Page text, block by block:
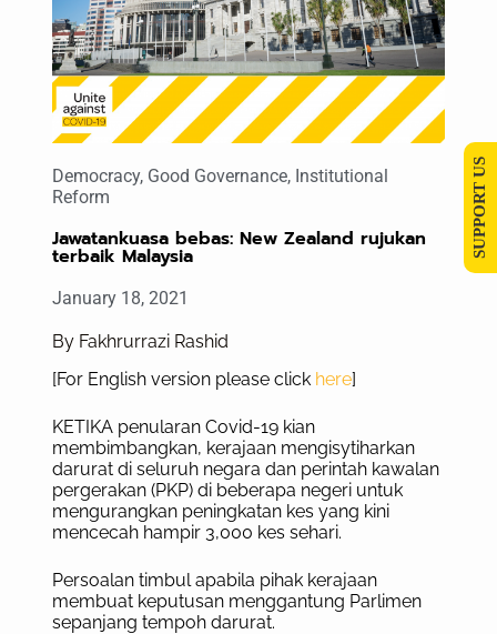
Democracy, Good Governance, Institutional
Reform
Jawatankuasa bebas: New Zealand rujukan
terbaik Malaysia
January 18, 2021
By Fakhrurrazi Rashid
[For English version please click here]
KETIKA penularan Covid-19 kian
membimbangkan, kerajaan mengisytiharkan
darurat di seluruh negara dan perintah kawalan
pergerakan (PKP) di beberapa negeri untuk
mengurangkan peningkatan kes yang kini
mencecah hampir 3,000 kes sehari.
Persoalan timbul apabila pihak kerajaan
membuat keputusan menggantung Parlimen
sepanjang tempoh darurat.
SUPPORT US